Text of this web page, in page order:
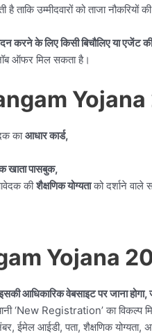
उम्मीदवारों को ताजा नौकरियों
करने के लिए किसी बिचौलिए या एजेंट
ऑफर मिल सकता है।
काआधार कार्ड,
खाता पासबुक,
कीशैक्षणिक योग्यताको दर्शाने वाले
Yojana
आधिकारिक वेबसाइट पर जाना
‘New Registration’ का विकल्प
ईमेल आईडी, पता, शैक्षणिक